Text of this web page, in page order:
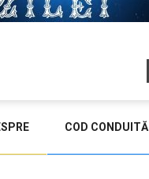
COD CONDUITĂ